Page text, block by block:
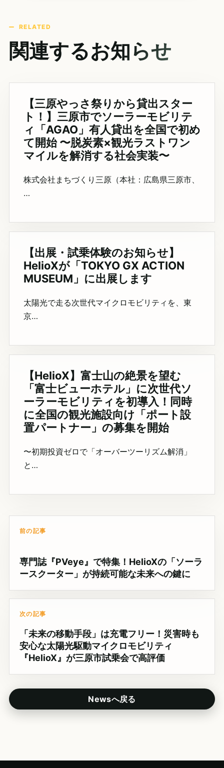
RELATED
関連するお知らせ
【三原やっさ祭りから貸出スター
ト！】三原市でソーラーモビリテ
ィ「AGAO」有人貸出を全国で初め
て開始 〜脱炭素×観光ラストワン
マイルを解消する社会実装〜
株式会社まちづくり三原（本社：広島県三原市、
…
【出展・試乗体験のお知らせ】
HelioXが「TOKYO GX ACTION
MUSEUM」に出展します
太陽光で走る次世代マイクロモビリティを、東
京…
【HelioX】富士山の絶景を望む
「富士ビューホテル」に次世代ソ
ーラーモビリティを初導入！同時
に全国の観光施設向け「ポート設
置パートナー」の募集を開始
〜初期投資ゼロで「オーバーツーリズム解消」
と…
前の記事
専門誌『PVeye』で特集！HelioXの「ソーラ
ースクーター」が持続可能な未来への鍵に
次の記事
「未来の移動手段」は充電フリー！災害時も
安心な太陽光駆動マイクロモビリティ
『HelioX』が三原市試乗会で高評価
Newsへ戻る